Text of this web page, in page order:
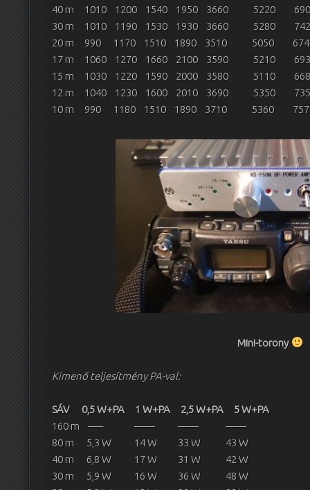
40 m 1010 1200 1540 1950 3660 5220
30 m 1010 1190 1530 1930 3660 5280
20 m 990 1170 1510 1890 3510 5050
17 m 1060 1270 1660 2100 3590 5210
15 m 1030 1220 1590 2000 3580 5110
12 m 1040 1230 1600 2010 3690 5350
10 m 990 1180 1510 1890 3710 5360
Mini-torony
Kimenő teljesítmény PA-val:
SÁV 0,5 W+PA 1 W+PA 2,5 W+PA 5 W+PA
160 m —– —— —— ——
80 m 5,3 W 14 W 33 W 43 W
40 m 6,8 W 17 W 31 W 42 W
30 m 5,9 W 16 W 36 W 48 W